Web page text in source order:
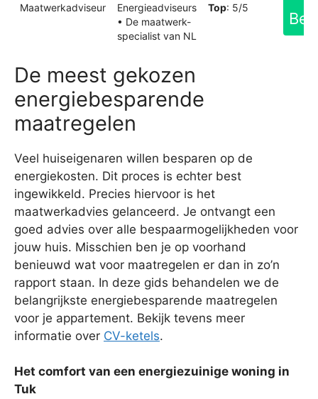
Maatwerkadviseur
Energieadviseurs
• De maatwerk-
specialist van NL
Top: 5/5
De meest gekozen
energiebesparende
maatregelen
Veel huiseigenaren willen besparen op de
energiekosten. Dit proces is echter best
ingewikkeld. Precies hiervoor is het
maatwerkadvies gelanceerd. Je ontvangt een
goed advies over alle bespaarmogelijkheden voor
jouw huis. Misschien ben je op voorhand
benieuwd wat voor maatregelen er dan in zo’n
rapport staan. In deze gids behandelen we de
belangrijkste energiebesparende maatregelen
voor je appartement. Bekijk tevens meer
informatie over CV-ketels.
Het comfort van een energiezuinige woning in
Tuk